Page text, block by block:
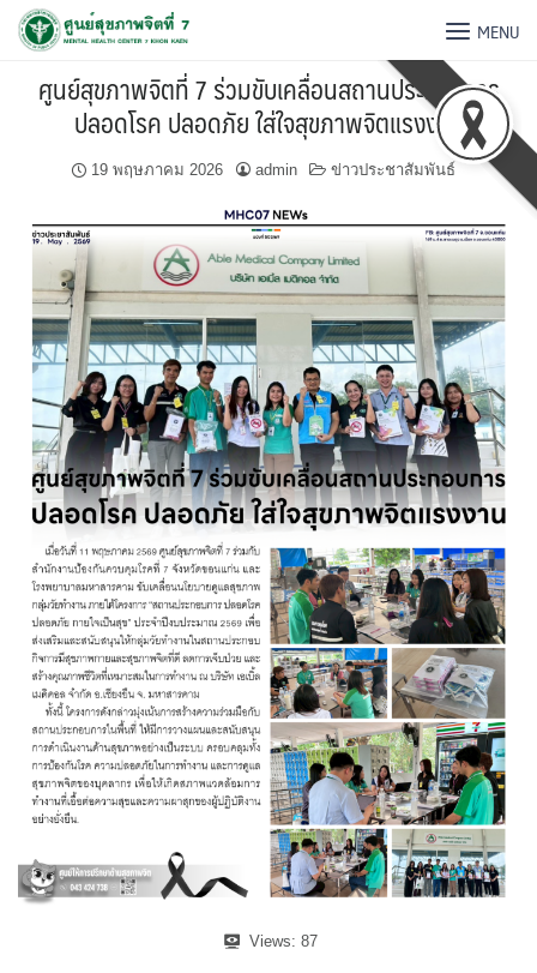
MENU
ศูนย์สุขภาพจิตที่ 7 ร่วมขับเคลื่อนสถานประกอบการ
ปลอดโรค ปลอดภัย ใส่ใจสุขภาพจิตแรงงาน
19 พฤษภาคม 2026 admin ข่าวประชาสัมพันธ์
Views: 87